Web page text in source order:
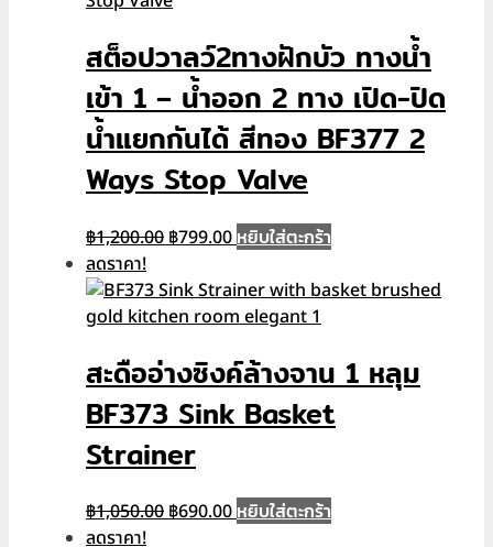
สต็อปวาลว์2ทางฝักบัว ทางน้ำ
เข้า 1 – น้ำออก 2 ทาง เปิด-ปิด
น้ำแยกกันได้ สีทอง BF377 2
Ways Stop Valve
฿1,200.00 Original
was:
฿1,200.00.
฿799.00Current
is:
฿799.00.
หยิบใส่ตะกร้า
ลดราคา!
สะดืออ่างซิงค์ล้างจาน 1 หลุม
BF373 Sink Basket
Strainer
฿1,050.00 Original
฿690.00Current
หยิบใส่ตะกร้า
ลดราคา!